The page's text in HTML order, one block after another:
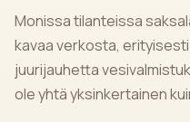
Monissa tilanteissa
kavaa verkosta,
juurijauhetta
ole yhtä yksinkertainen